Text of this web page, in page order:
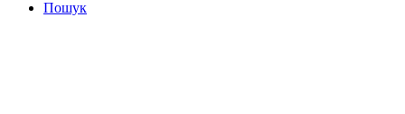
Пошук